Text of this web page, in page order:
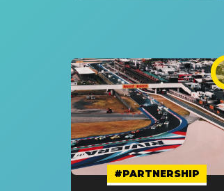
#PARTNERSHIP